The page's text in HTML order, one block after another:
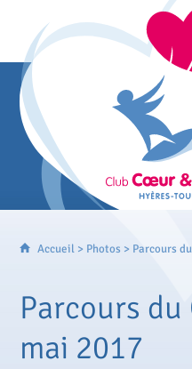
Accueil > Photos > Parcours
Parcours
mai 2017